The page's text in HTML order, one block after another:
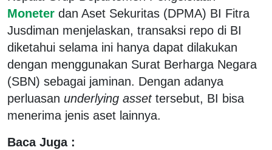
Moneter dan Aset Sekuritas (DPMA) BI Fitra
Jusdiman menjelaskan, transaksi repo di BI
diketahui selama ini hanya dapat dilakukan
dengan menggunakan Surat Berharga Negara
(SBN) sebagai jaminan. Dengan adanya
perluasan underlying assettersebut, BI bisa
menerima jenis aset lainnya.
Baca Juga :